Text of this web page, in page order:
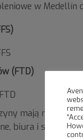
w Medellín
(FTD)
mają
biura i sala